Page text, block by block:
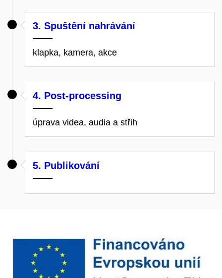
3. Spuštění nahrávání
klapka, kamera, akce
4. Post-processing
úprava videa, audia a střih
5. Publikování